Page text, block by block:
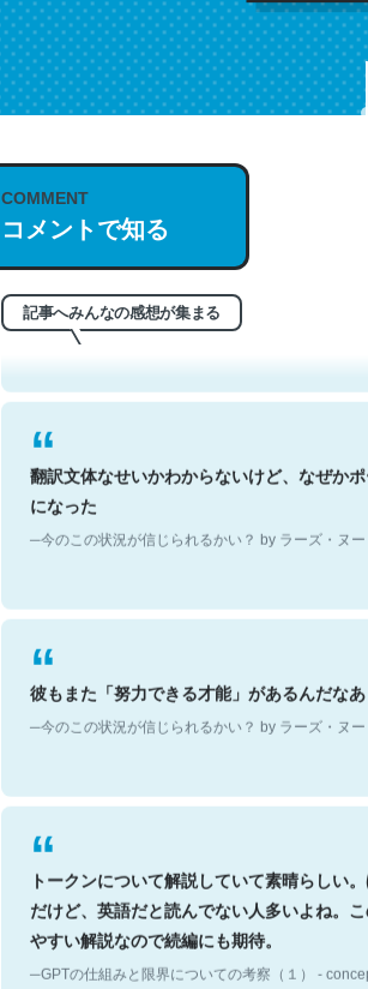
COMMENT
コメントで知る
記事へみんなの感想が集まる
これは名文。彼はとてもクレバーなんだろ
もお勧め。自分はこの流れ好き。Let’s
─今のこの状況が信じられるかい？ by ラーズ・ヌー
翻訳文体なせいかわからないけど、なぜか
になった
─今のこの状況が信じられるかい？ by ラーズ・ヌー
彼もまた「努力できる才能」があるんだなあ
─今のこの状況が信じられるかい？ by ラーズ・ヌー
トークンについて解説していて素晴らしい
だけど、英語だと読んでない人多いよね。
やすい解説なので続編にも期待。
─GPTの仕組みと限界についての考察（１） -